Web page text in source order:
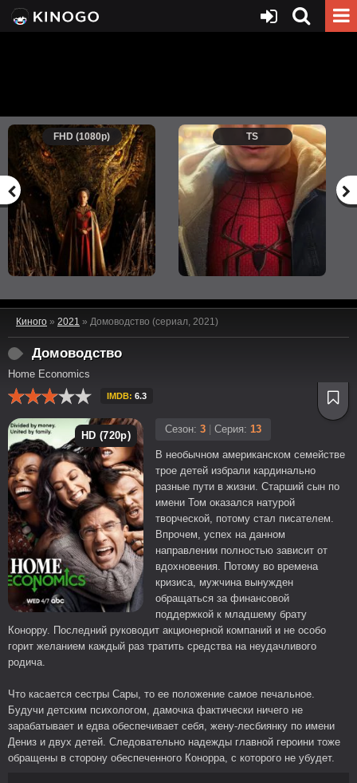
FHD (1080p) TS
Киного » 2021 » Домоводство (сериал, 2021)
Домоводство
Home Economics
IMDB: 6.3
HD (720p)
Сезон: 3 Серия: 13
В необычном американском семействе
трое детей избрали кардинально
разные пути в жизни. Старший сын по
имени Том оказался натурой
творческой, потому стал писателем.
Впрочем, успех на данном
направлении полностью зависит от
вдохновения. Потому во времена
кризиса, мужчина вынужден
обращаться за финансовой
поддержкой к младшему брату
Конорру. Последний руководит акционерной компаний и не особо
горит желанием каждый раз тратить средства на неудачливого
родича.
Что касается сестры Сары, то ее положение самое печальное.
Будучи детским психологом, дамочка фактически ничего не
зарабатывает и едва обеспечивает себя, жену-лесбиянку по имени
Дениз и двух детей. Следовательно надежды главной героини тоже
обращены в сторону обеспеченного Конорра, с которого не убудет.